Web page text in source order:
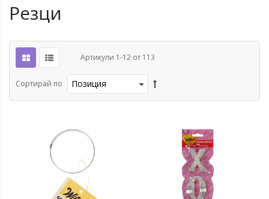
Резци
Артикули 1-12 от 113
Сортирай по